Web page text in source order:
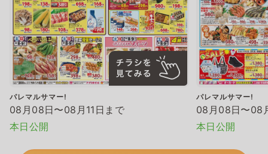
パレマルサマー!
08月08日〜08月11日まで
本日公開
パレマルサマー!
08月08日〜08
本日公開